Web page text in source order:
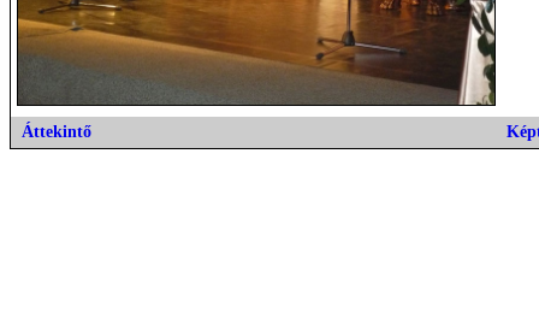
Áttekintő